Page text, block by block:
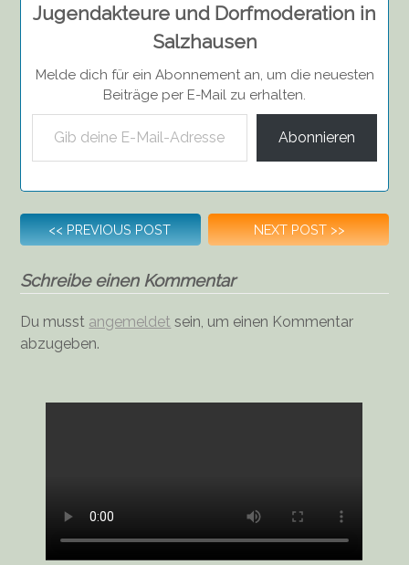
Jugendakteure und Dorfmoderation in
Salzhausen
Melde dich für ein Abonnement an, um die neuesten
Beiträge per E-Mail zu erhalten.
Gib deine E-Mail-Adresse ein ...
Abonnieren
Beitragsnavigation
<< PREVIOUS POST NEXT POST >>
Schreibe einen Kommentar
Du musst angemeldet sein, um einen Kommentar
abzugeben.